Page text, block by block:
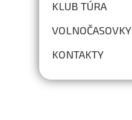
KLUB TÚRA
VOLNOČASOVKY
KONTAKTY